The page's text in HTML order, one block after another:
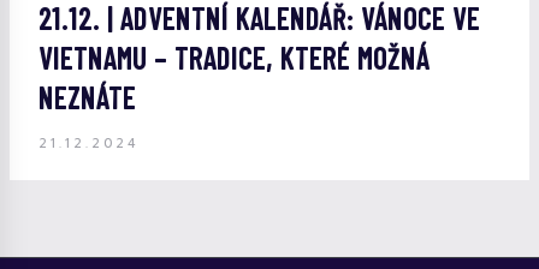
21.12. | ADVENTNÍ KALENDÁŘ: VÁNOCE VE
VIETNAMU – TRADICE, KTERÉ MOŽNÁ
NEZNÁTE
21.12.2024